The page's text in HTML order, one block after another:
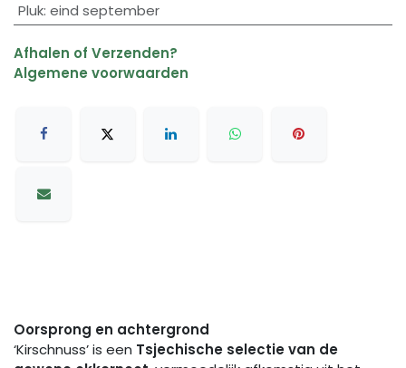
Pluk: eind september
Afhalen of Verzenden?
Algemene voorwaarden
Oorsprong en achtergrond
‘Kirschnuss’ is een Tsjechische selectie van de